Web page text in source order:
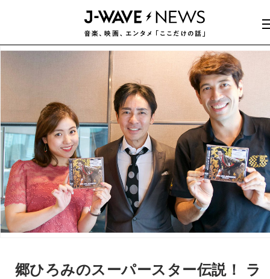
郷ひろみのスーパースター伝説！ ラ